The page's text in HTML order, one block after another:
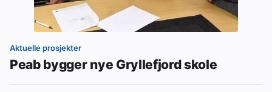
Aktuelle prosjekter
Peab bygger nye Gryllefjord skole